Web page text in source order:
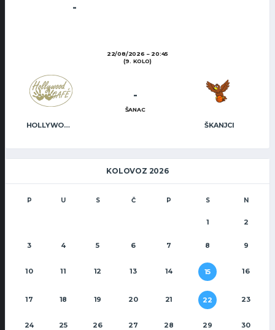
-
22/08/2026
20:45
(9. KOLO)
HOLLYWOOD CAFÉ ŠKANJCI
-
ŠANAC
KOLOVOZ 2026
P U S Č P S N
1 2
3 4 5 6 7 8 9
10 11 12 13 14 15 16
17 18 19 20 21 22 23
24 25 26 27 28 29 30